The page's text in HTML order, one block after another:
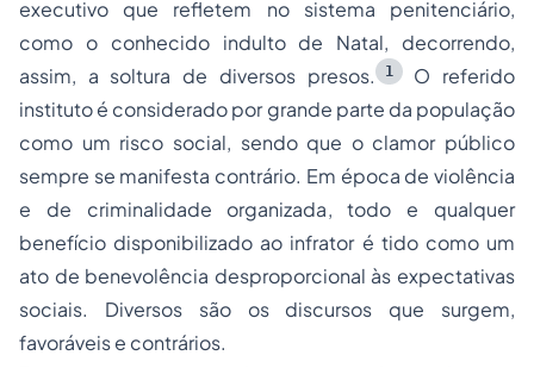
executivo que refletem no sistema penitenciário,
como o conhecido indulto de Natal, decorrendo,
assim, a soltura de diversos presos.
1
O referido
instituto é considerado por grande parte da população
como um risco social, sendo que o clamor público
sempre se manifesta contrário. Em época de violência
e de criminalidade organizada, todo e qualquer
benefício disponibilizado ao infrator é tido como um
ato de benevolência desproporcional às expectativas
sociais. Diversos são os discursos que surgem,
favoráveis e contrários.